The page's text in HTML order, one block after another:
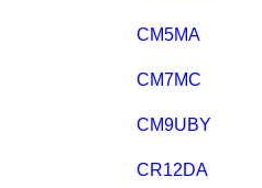
CM5MA
CM7MC
CM9UBY
CR12DA